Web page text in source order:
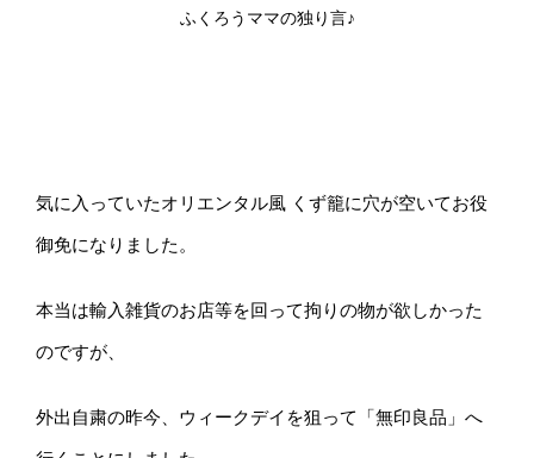
ふくろうママの独り言♪
気に入っていたオリエンタル風 くず籠に穴が空いてお役
御免になりました。
本当は輸入雑貨のお店等を回って拘りの物が欲しかった
のですが、
外出自粛の昨今、ウィークデイを狙って「無印良品」へ